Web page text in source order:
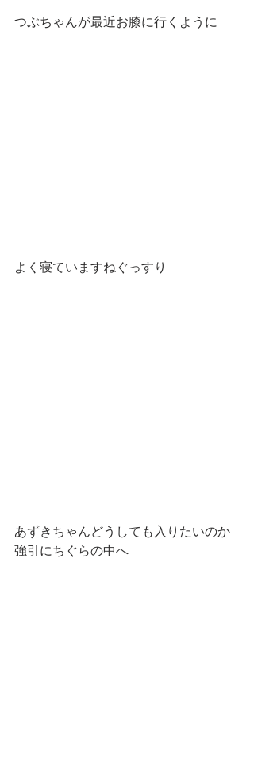
つぶちゃんが最近お膝に行くように
よく寝ていますねぐっすり
あずきちゃんどうしても入りたいのか
強引にちぐらの中へ